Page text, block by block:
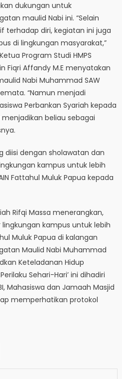
dukungan untuk
maulid Nabi ini. “Selain
terhadap diri, kegiatan ini juga
di lingkungan masyarakat,”
Program Studi HMPS
Fiqri Affandy M.E menyatakan
Nabi Muhammad SAW
“Namun menjadi
Perbankan Syariah kepada
beliau sebagai
diisi dengan sholawatan dan
kampus untuk lebih
Fattahul Muluk Papua kepada
Rifqi Massa menerangkan,
kampus untuk lebih
Muluk Papua di kalangan
Maulid Nabi Muhammad
Keteladanan Hidup
Sehari-Hari’ ini dihadiri
Mahasiswa dan Jamaah Masjid
memperhatikan protokol